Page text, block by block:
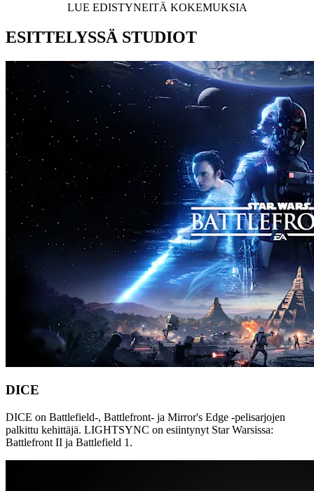
LUE EDISTYNEITÄ KOKEMUKSIA
ESITTELYSSÄ STUDIOT
DICE
DICE on Battlefield-, Battlefront- ja Mirror's Edge -pelisarjojen
palkittu kehittäjä. LIGHTSYNC on esiintynyt Star Warsissa:
Battlefront II ja Battlefield 1.